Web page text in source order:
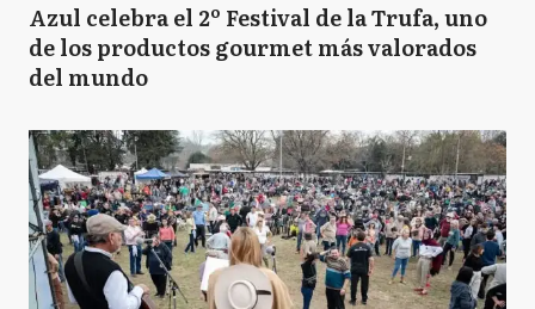
Azul celebra el 2º Festival de la Trufa, uno
de los productos gourmet más valorados
del mundo